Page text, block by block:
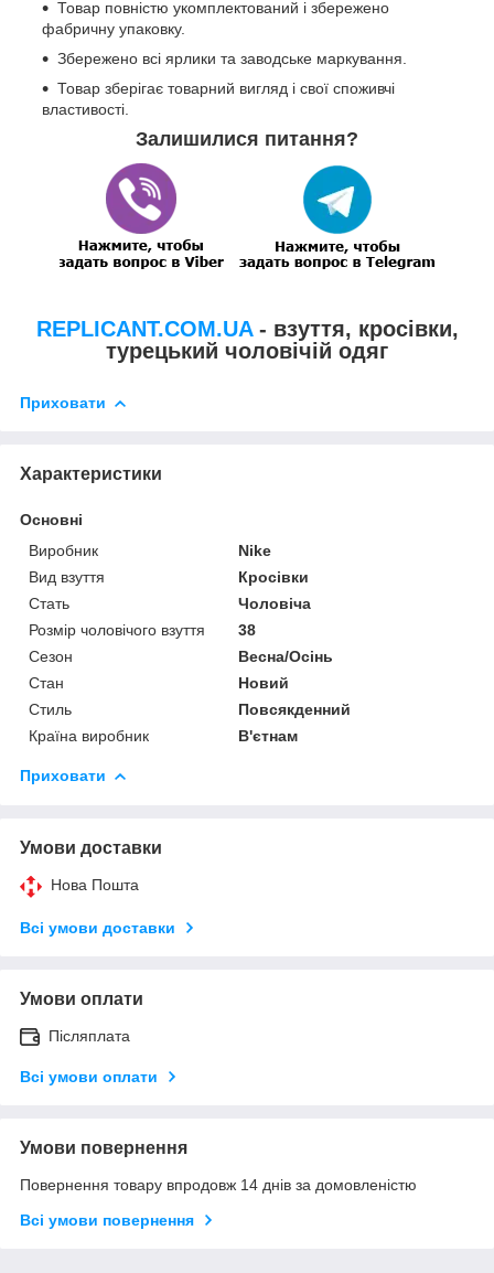
Товар повністю укомплектований і збережено
фабричну упаковку.
Збережено всі ярлики та заводське маркування.
Товар зберігає товарний вигляд і свої споживчі
властивості.
Залишилися питання?
REPLICANT.COM.UA - взуття, кросівки,
турецький чоловічій одяг
Приховати
Характеристики
Основні
Виробник
Nike
Вид взуття
Кросівки
Стать
Чоловіча
Розмір чоловічого взуття
38
Сезон
Весна/Осінь
Стан
Новий
Стиль
Повсякденний
Країна виробник
В'єтнам
Приховати
Умови доставки
Нова Пошта
Всі умови доставки
Умови оплати
Післяплата
Всі умови оплати
Умови повернення
Повернення товару впродовж 14 днів за домовленістю
Всі умови повернення